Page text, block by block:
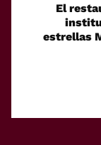
El
estrellas